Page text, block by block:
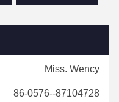
Miss. Wency
86-0576--87104728